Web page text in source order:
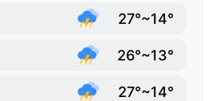
27°~14°
26°~13°
27°~14°